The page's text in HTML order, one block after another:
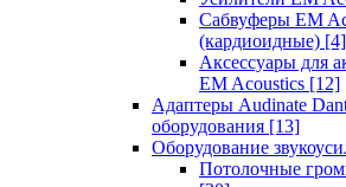
Сабвуферы EM
(кардиоидные) [4]
Аксессуары для
EM Acoustics [12]
Адаптеры Audinate
оборудования [13]
Оборудование
Потолочные